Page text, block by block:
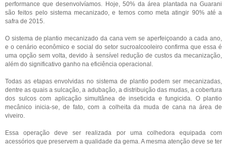
performance que desenvolvíamos. Hoje, 50% da área plantada na Guarani
são feitos pelo sistema mecanizado, e temos como meta atingir 90% até a
safra de 2015.
O sistema de plantio mecanizado da cana vem se aperfeiçoando a cada ano,
e o cenário econômico e social do setor sucroalcooleiro confirma que essa é
uma opção sem volta, devido à sensível redução de custos da mecanização,
além do significativo ganho na eficiência operacional.
Todas as etapas envolvidas no sistema de plantio podem ser mecanizadas,
dentre as quais a sulcação, a adubação, a distribuição das mudas, a cobertura
dos sulcos com aplicação simultânea de inseticida e fungicida. O plantio
mecânico inicia-se, de fato, com a colheita da muda de cana na área de
viveiro.
Essa operação deve ser realizada por uma colhedora equipada com
acessórios que preservem a qualidade da gema. A mesma atenção deve se ter